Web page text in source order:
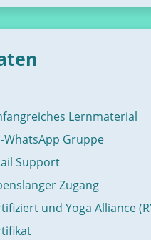
Lernmaterial
WhatsApp Gruppe
Support
Zugang
und Yoga Alliance